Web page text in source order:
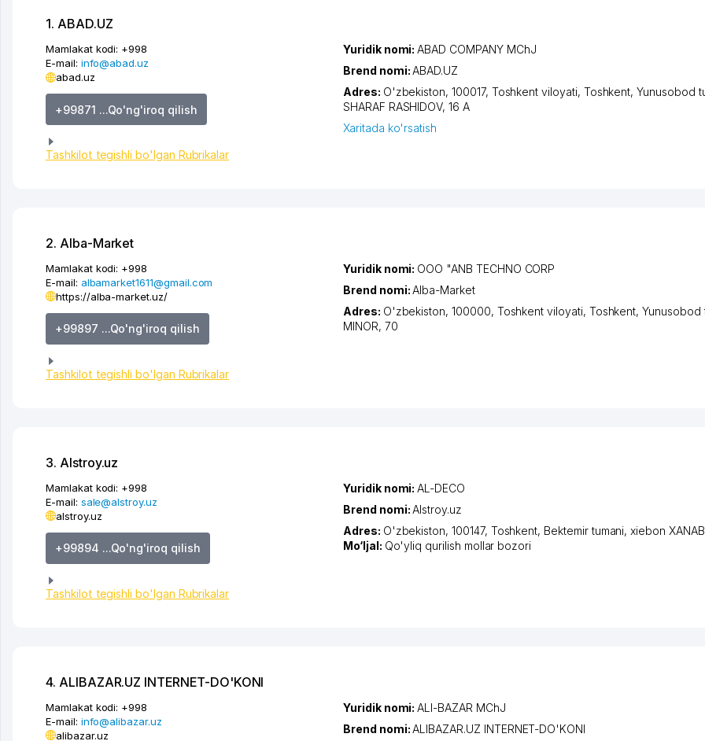
1. ABAD.UZ
Mamlakat kodi: +998
E-mail: info@abad.uz
abad.uz
+99871 ...Qo'ng'iroq qilish
Tashkilot tegishli bo'lgan Rubrikalar
Yuridik nomi:ABAD COMPANY MChJ
Brend nomi:ABAD.UZ
Adres: O'zbekiston, 100017, Toshkent viloyati, Toshkent,Yunusobod
SHARAF RASHIDOV, 16 A
Xaritada ko'rsatish
2. Alba-Market
Mamlakat kodi: +998
E-mail: albamarket1611@gmail.com
https://alba-market.uz/
+99897 ...Qo'ng'iroq qilish
Tashkilot tegishli bo'lgan Rubrikalar
Yuridik nomi: OOO "ANB TECHNO CORP
Brend nomi:Alba-Market
Adres: O'zbekiston, 100000, Toshkent viloyati, Toshkent,Yunusobod
MINOR, 70
3. Alstroy.uz
Mamlakat kodi: +998
E-mail: sale@alstroy.uz
alstroy.uz
+99894 ...Qo'ng'iroq qilish
Tashkilot tegishli bo'lgan Rubrikalar
Yuridik nomi:AL-DECO
Brend nomi:Alstroy.uz
Adres: O'zbekiston, 100147, Toshkent, Bektemir tumani,xiеbon
Mo‘ljal: Qo'yliq qurilish mollar bozori
4. ALIBAZAR.UZ INTERNET-DO'KONI
Mamlakat kodi: +998
E-mail: info@alibazar.uz
alibazar.uz
Yuridik nomi:ALI-BAZAR MChJ
Brend nomi:ALIBAZAR.UZ INTERNET-DO'KONI